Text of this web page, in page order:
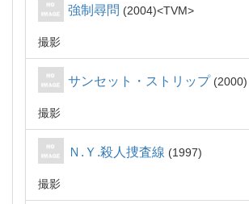
強制尋問 2004 TVM
撮影
サンセット・ストリップ 2000
撮影
Ｎ.Ｙ.殺人捜査線 1997
撮影